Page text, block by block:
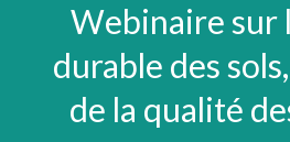
Webinaire sur
durable des
de la qualité